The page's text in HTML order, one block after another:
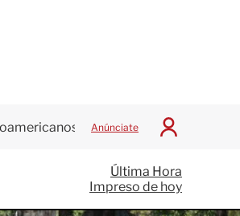
Anúnciate
I
c
i
a
Última Hora
Impreso de hoy